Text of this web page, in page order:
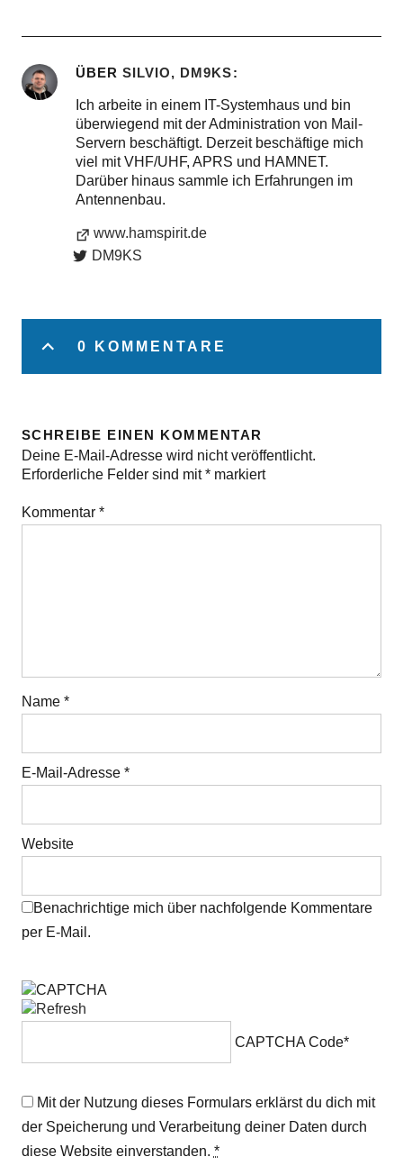
ÜBER SILVIO, DM9KS
Ich arbeite in einem IT-Systemhaus und bin
überwiegend mit der Administration von Mail-
Servern beschäftigt. Derzeit beschäftige mich
viel mit VHF/UHF, APRS und HAMNET.
Darüber hinaus sammle ich Erfahrungen im
Antennenbau.
www.hamspirit.de
DM9KS
0 KOMMENTARE
SCHREIBE EINEN KOMMENTAR
Deine E-Mail-Adresse wird nicht veröffentlicht.
Erforderliche Felder sind mit*markiert
Kommentar *
Name *
E-Mail-Adresse *
Website
Benachrichtige mich über nachfolgende Kommentare
per E-Mail.
CAPTCHA Code*
Mit der Nutzung dieses Formulars erklärst du dich mit
der Speicherung und Verarbeitung deiner Daten durch
diese Website einverstanden. *